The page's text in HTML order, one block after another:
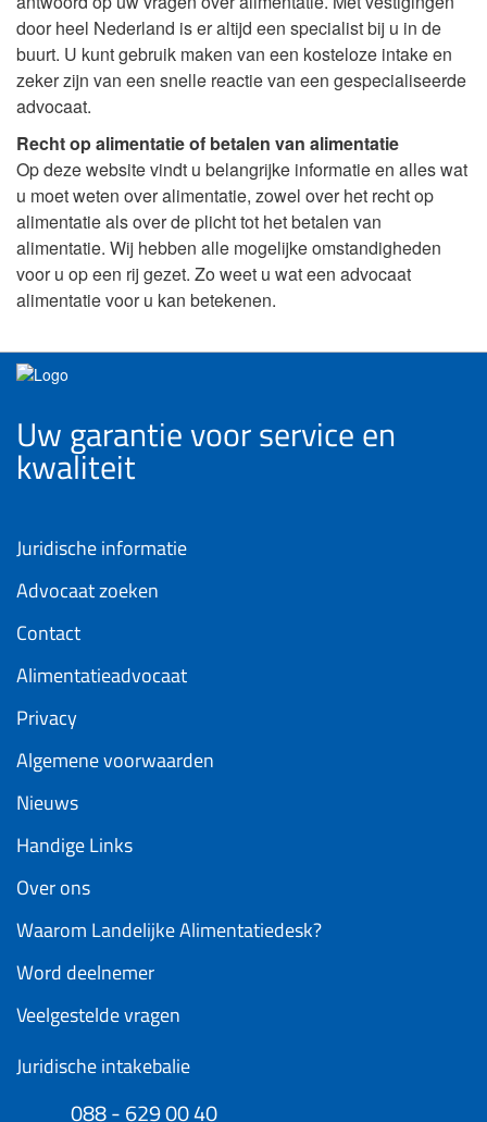
door heel Nederland is er altijd een specialist bij u in de
buurt. U kunt gebruik maken van een kosteloze intake en
zeker zijn van een snelle reactie van een gespecialiseerde
advocaat.
Recht op alimentatie of betalen van alimentatie
Op deze website vindt u belangrijke informatie en alles wat
u moet weten over alimentatie, zowel over het recht op
alimentatie als over de plicht tot het betalen van
alimentatie. Wij hebben alle mogelijke omstandigheden
voor u op een rij gezet. Zo weet u wat een advocaat
alimentatie voor u kan betekenen.
Uw garantie voor service en
kwaliteit
Juridische informatie
Advocaat zoeken
Contact
Alimentatieadvocaat
Privacy
Algemene voorwaarden
Nieuws
Handige Links
Over ons
Waarom Landelijke Alimentatiedesk?
Word deelnemer
Veelgestelde vragen
Juridische intakebalie
088 - 629 00 40